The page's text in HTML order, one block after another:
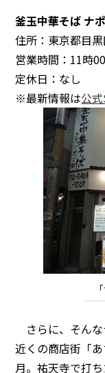
釜玉中華そば ナ
住所：東京都目
営業時間：11時
定休日：なし
※最新情報は公
さらに、そん
近くの商店街「
月。祐天寺で打